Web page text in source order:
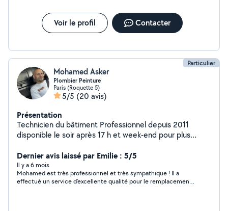
mesure, pose de climatisation. Urgences & dépannages
rapides Disponible pour les interventions urgentes selon
disponibilité, avec réactivité et efficacité.
Voir le profil Contacter
Particulier
Mohamed Asker
Plombier Peinture
Paris (Roquette 5)
5/5 (20 avis)
Présentation
Technicien du bâtiment Professionnel depuis 2011
disponible le soir après 17 h et week-end pour plus
Dernier avis laissé par Emilie : 5/5
Il y a 6 mois
Mohamed est très professionnel et très sympathique ! Il a
effectué un service d’excellente qualité pour le remplacement